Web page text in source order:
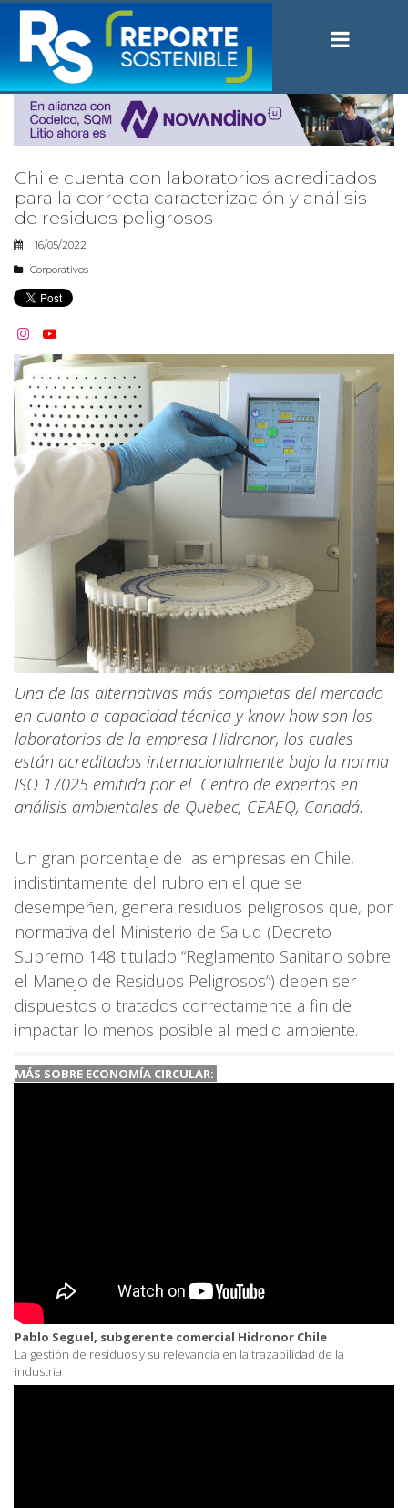
Chile cuenta con laboratorios acreditados
para la correcta caracterización y análisis
de residuos peligrosos
16/05/2022
Corporativos
 
Una de las alternativas más completas del mercado
en cuanto a capacidad técnica y know how son los
laboratorios de la empresa Hidronor, los cuales
están acreditados internacionalmente bajo la norma
ISO 17025 emitida por el Centro de expertos en
análisis ambientales de Quebec, CEAEQ, Canadá.
Un gran porcentaje de las empresas en Chile,
indistintamente del rubro en el que se
desempeñen, genera residuos peligrosos que, por
normativa del Ministerio de Salud (Decreto
Supremo 148 titulado “Reglamento Sanitario sobre
el Manejo de Residuos Peligrosos”) deben ser
dispuestos o tratados correctamente a fin de
impactar lo menos posible al medio ambiente.
MÁS SOBRE ECONOMÍA CIRCULAR:
Pablo Seguel, subgerente comercial Hidronor Chile
La gestión de residuos y su relevancia en la trazabilidad de la
industria